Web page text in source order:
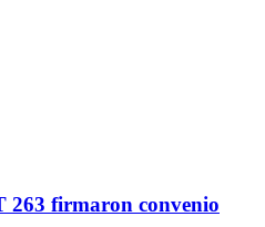
263 firmaron convenio